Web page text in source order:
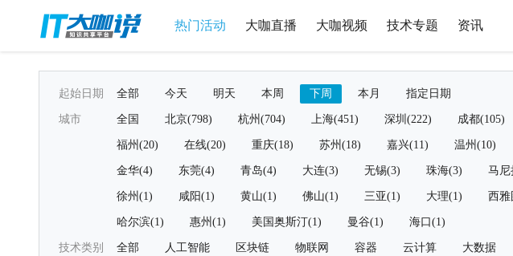
热门活动 大咖直播 大咖视频 技术专题 资讯
起始日期 全部 今天 明天 本周 下周 本月 指定日期
城市 全国 北京(798) 杭州(704) 上海(451) 深圳(222) 成都(105)
福州(20) 在线(20) 重庆(18) 苏州(18) 嘉兴(11) 温州(10)
金华(4) 东莞(4) 青岛(4) 大连(3) 无锡(3) 珠海(3) 马尼
徐州(1) 咸阳(1) 黄山(1) 佛山(1) 三亚(1) 大理(1) 西雅
哈尔滨(1) 惠州(1) 美国奥斯汀(1) 曼谷(1) 海口(1)
技术类别 全部 人工智能 区块链 物联网 容器 云计算 大数据